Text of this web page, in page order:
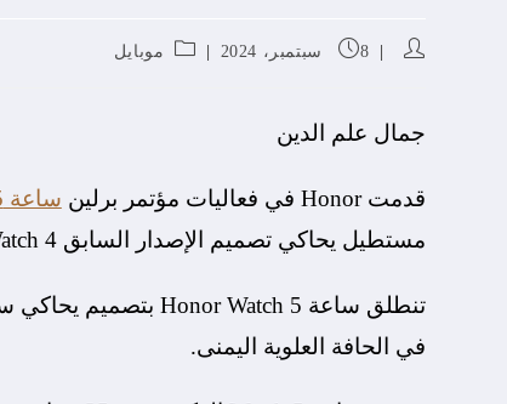
8 سبتمبر، 2024 موبايل
جمال علم الدين
قدمت Honor في فعاليات مؤتمر برلين ساعة Honor Watch 5
مستطيل يحاكي تصميم الإصدار السابق Watch 4.
في الحافة العلوية اليمنى.